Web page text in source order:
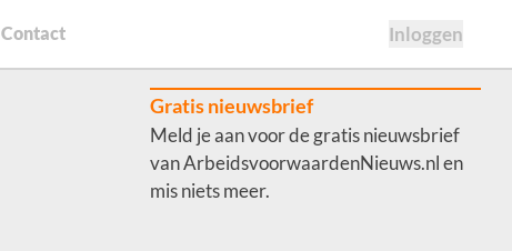
Contact Inloggen
Gratis nieuwsbrief
Meld je aan voor de gratis nieuwsbrief
van ArbeidsvoorwaardenNieuws.nl en
mis niets meer.